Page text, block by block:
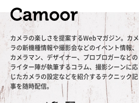
カメラの楽しさを提案するWebマガジン。カメ
ラの新機種情報や撮影会などのイベント情報、
カメラマン、デザイナー、プロブロガーなどの
ライター陣が執筆するコラム、撮影シーンに応
じたカメラの設定などを紹介するテクニック記
事を随時配信。